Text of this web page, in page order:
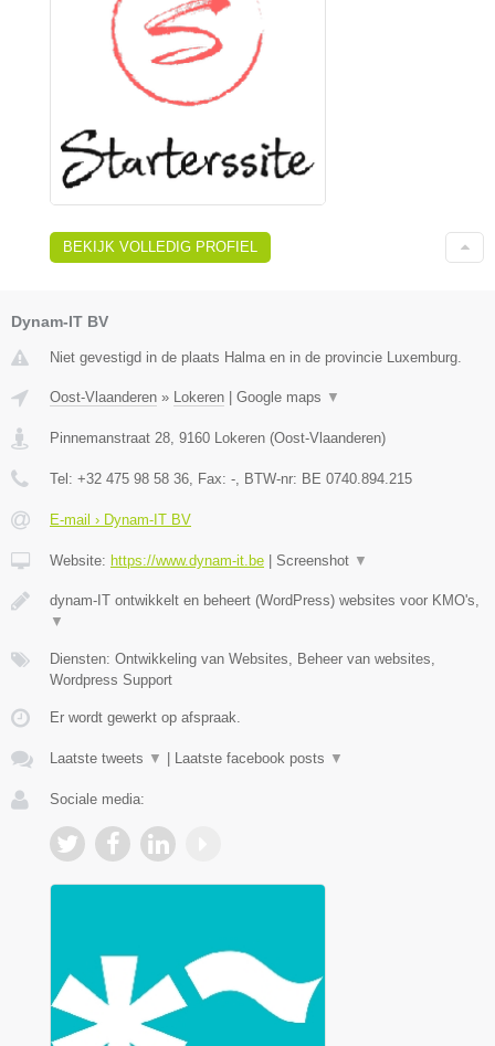
BEKIJK VOLLEDIG PROFIEL
Dynam-IT BV
Niet gevestigd in de plaats Halma en in de provincie Luxemburg.
Oost-Vlaanderen » Lokeren | Google maps ▼
Pinnemanstraat 28 9160 Lokeren (Oost-Vlaanderen)
Tel: +32 475 98 58 36 , Fax: - , BTW-nr: BE 0740.894.215
E-mail › Dynam-IT BV
Website: https://www.dynam-it.be | Screenshot ▼
dynam-IT ontwikkelt en beheert (WordPress) websites voor KMO's,
▼
Diensten: Ontwikkeling van Websites, Beheer van websites,
Wordpress Support
Er wordt gewerkt op afspraak.
Laatste tweets ▼ | Laatste facebook posts ▼
Sociale media: